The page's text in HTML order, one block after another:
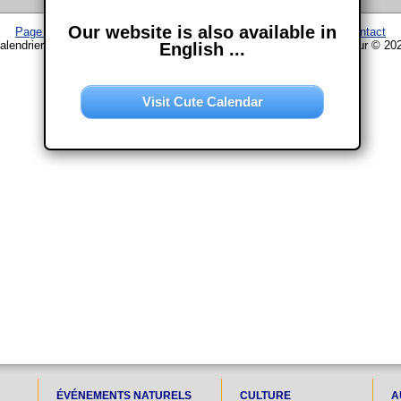
Page d'accueil– Calendrier–Plan du site–Mentions légales–
Contact
www.chouette-calendrier.com • Fêtes en Chine – droit d'auteur ©
ÉVÉNEMENTS NATURELS CULTURE
Our website is also available in
English ...
Visit Cute Calendar